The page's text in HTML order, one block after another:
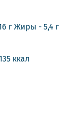
г Жиры - 5,4 г
ккал